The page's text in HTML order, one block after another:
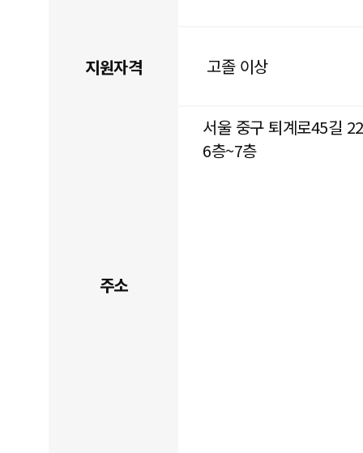
지원자격 고졸 이상
주소
서울 중구 퇴계로45길
6층~7층